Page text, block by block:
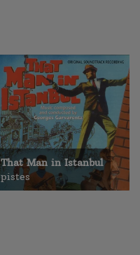
That Man in Istanbul
pistes